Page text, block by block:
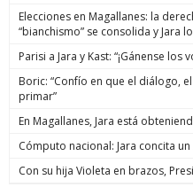
Elecciones en Magallanes: la
“bianchismo” se consolida y Jara
Parisi a Jara y Kast: “¡Gánense los
Boric: “Confío en que el diálogo,
primar”
En Magallanes, Jara está
Cómputo nacional: Jara concita un
Con su hija Violeta en brazos,